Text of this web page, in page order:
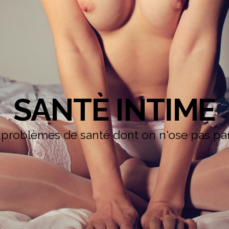
SANTÈ INTIME
de santé dont on n'ose pas